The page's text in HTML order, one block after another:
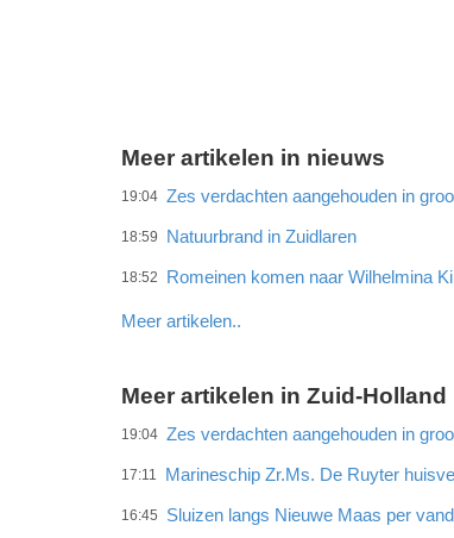
Meer artikelen in nieuws
19:04 Zes verdachten aangehouden in
18:59 Natuurbrand in Zuidlaren
18:52 Romeinen komen naar Wilhelmina
Meer artikelen..
Meer artikelen in Zuid-Holland
19:04 Zes verdachten aangehouden in
17:11 Marineschip Zr.Ms. De Ruyter
16:45 Sluizen langs Nieuwe Maas per